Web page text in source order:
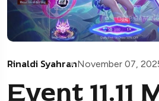
Rinaldi SyahranNovember 07,
Event 11.11